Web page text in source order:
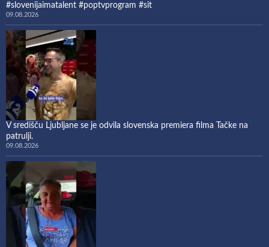
#slovenijaimatalent #poptvprogram #sit
09.08.2026
V središču Ljubljane se je odvila slovenska premiera filma Tačke na
patrulji.
09.08.2026